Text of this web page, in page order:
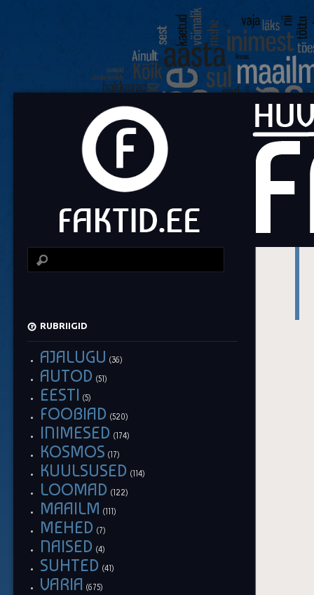
RUBRIIGID
AJALUGU (36)
AUTOD (51)
EESTI (5)
FOOBIAD (520)
INIMESED (174)
KOSMOS (17)
KUULSUSED (114)
LOOMAD (122)
MAAILM (111)
MEHED (7)
NAISED (4)
SUHTED (41)
VARIA (675)